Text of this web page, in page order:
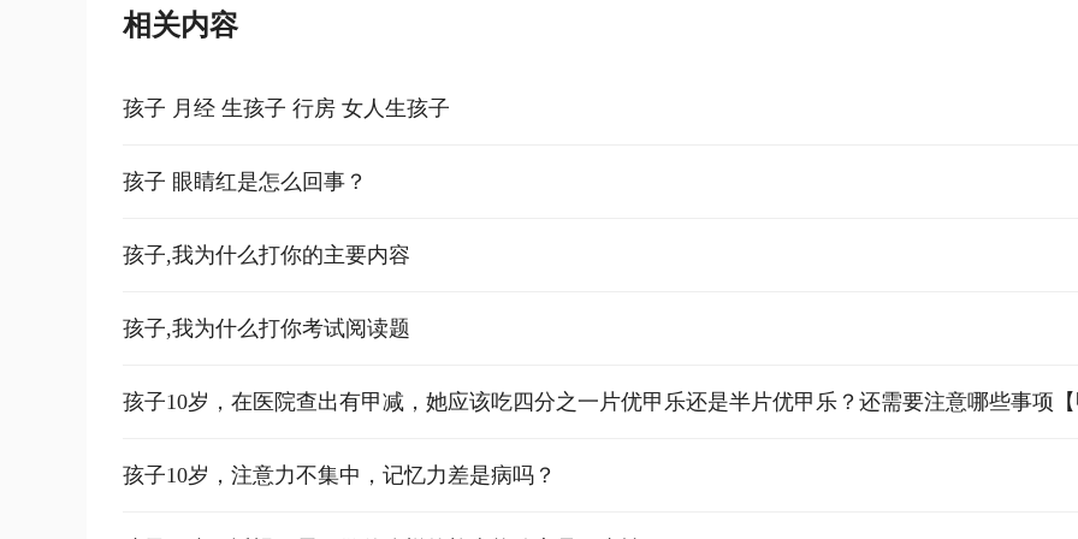
相关内容
孩子 月经 生孩子 行房 女人生孩子
孩子 眼睛红是怎么回事？
孩子,我为什么打你的主要内容
孩子,我为什么打你考试阅读题
孩子10岁，在医院查出有甲减，她应该吃四分之一片优甲乐还是半片优甲乐？还需要注意哪些事项
减】
孩子10岁，注意力不集中，记忆力差是病吗？